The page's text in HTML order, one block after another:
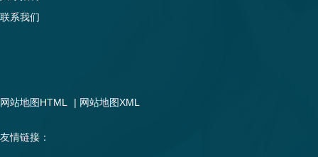
联系我们
网站地图HTML | 网站地图XML
友情链接：